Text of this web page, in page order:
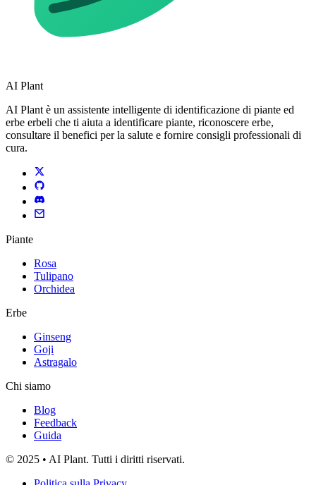
AI Plant
AI Plant è un assistente intelligente di identificazione di piante ed
erbe erbeli che ti aiuta a identificare piante, riconoscere erbe,
consultare il benefici per la salute e fornire consigli professionali di
cura.
Piante
Rosa
Tulipano
Orchidea
Erbe
Ginseng
Goji
Astragalo
Chi siamo
Blog
Feedback
Guida
© 2025 • AI Plant. Tutti i diritti riservati.